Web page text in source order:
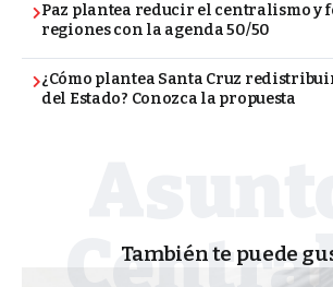
Paz plantea reducir el centralismo y
regiones con la agenda 50/50
¿Cómo plantea Santa Cruz
del Estado? Conozca la propuesta
También te puede